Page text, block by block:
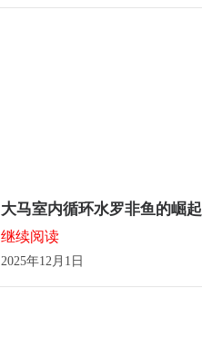
大马室内循环水罗非鱼的崛起
继续阅读
2025年12月1日